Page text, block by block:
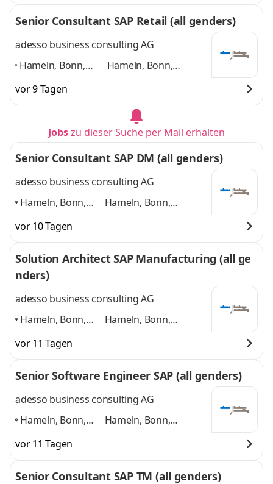
Düsseldorf,
und 4 weitere
Senior Consultant SAP Retail (all genders)
adesso business consulting AG
Hameln, Bonn,
Paderborn,
Düsseldorf,
Hameln, Bonn,
Düsseldorf, weitere
Standorte in DE
weitere
vor 9 Tagen
Jobszu dieser Suche per Mail erhalten
Senior Consultant SAP DM (all genders)
adesso business consulting AG
Hameln, Bonn,
Düsseldorf,
Paderborn,
Hameln, Bonn,
und 4 weitere
vor 10 Tagen
Solution Architect SAP Manufacturing (all ge
nders)
adesso business consulting AG
Hameln, Bonn,
Paderborn,
Düsseldorf,
Hameln, Bonn,
und 4 weitere
vor 11 Tagen
Senior Software Engineer SAP (all genders)
adesso business consulting AG
Hameln, Bonn,
Paderborn, Köln,
Düsseldorf,
Hameln, Bonn,
weitere
vor 11 Tagen
Senior Consultant SAP TM (all genders)